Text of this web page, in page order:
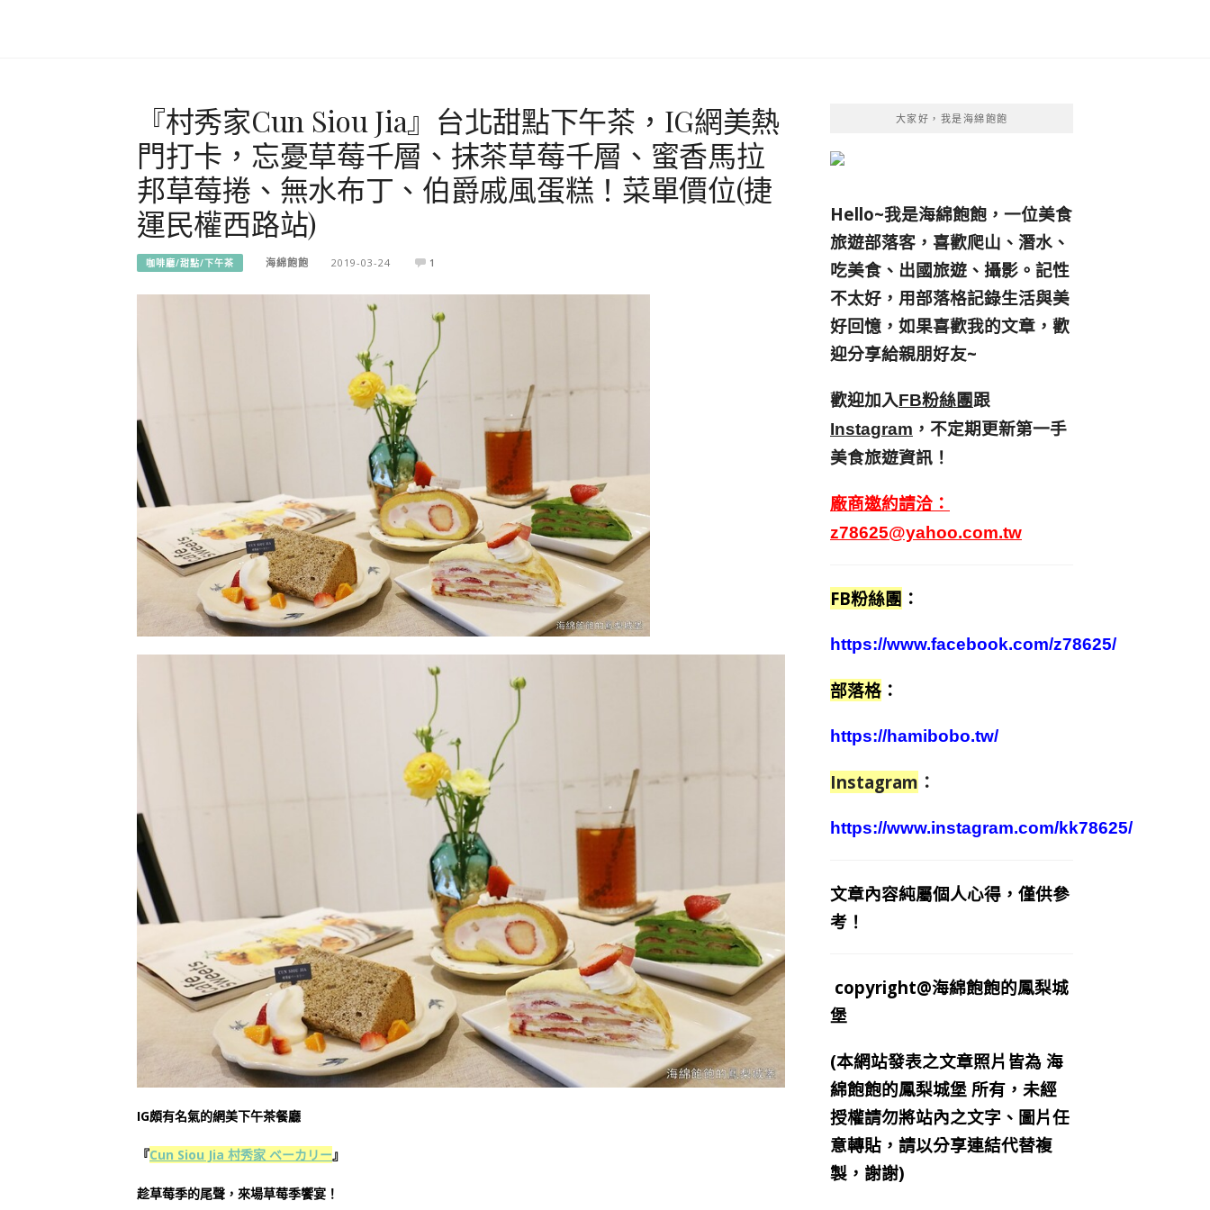
『村秀家Cun Siou Jia』台北甜點下午茶，IG網美熱
門打卡，忘憂草莓千層、抹茶草莓千層、蜜香馬拉
邦草莓捲、無水布丁、伯爵戚風蛋糕！菜單價位(捷
運民權西路站)
咖啡廳/甜點/下午茶 海綿飽飽 2019-03-24 1
IG頗有名氣的網美下午茶餐廳
『Cun Siou Jia 村秀家 ベーカリー 』
趁草莓季的尾聲，來場草莓季饗宴！
大家好，我是海綿飽飽
Hello~我是海綿飽飽，一位美食
旅遊部落客， 喜歡爬山、潛水、
吃美食、出國旅遊、攝影。 記性
不太好，用部落格記錄生活與美
好回憶， 如果喜歡我的文章，歡
迎分享給親朋好友~
歡迎加入FB粉絲團跟
Instagram ，不定期更新第一手
美食旅遊資訊！
廠商邀約請洽：
z78625@yahoo.com.tw
FB粉絲團 ：
https://www.facebook.com/z78625/
部落格 ：
https://hamibobo.tw/
Instagram ：
https://www.instagram.com/kk78625/
文章內容純屬個人心得，僅供參
考！
copyright@海綿飽飽的鳳梨城
堡
(本網站發表之文章照片皆為 海
綿飽飽的鳳梨城堡 所有，未經
授權請勿將站內之文字、圖片任
意轉貼，請以分享連結代替複
製，謝謝)